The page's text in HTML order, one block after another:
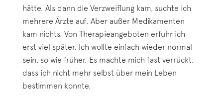
hätte. Als dann die Verzweiflung kam, suchte ich
mehrere Ärzte auf. Aber außer Medikamenten
kam nichts. Von Therapieangeboten erfuhr ich
erst viel später. Ich wollte einfach wieder normal
sein, so wie früher. Es machte mich fast verrückt,
dass ich nicht mehr selbst über mein Leben
bestimmen konnte.